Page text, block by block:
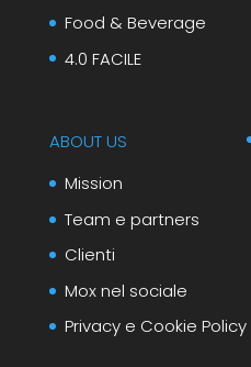
Food & Beverage
4.0 FACILE
ABOUT US
Mission
Team e partners
Clienti
Mox nel sociale
Privacy e Cookie Policy